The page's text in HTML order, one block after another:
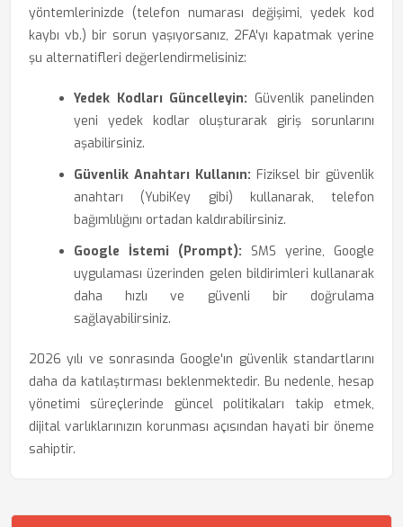
yöntemlerinizde (telefon numarası değişimi, yedek kod
kaybı vb.) bir sorun yaşıyorsanız, 2FA'yı kapatmak yerine
şu alternatifleri değerlendirmelisiniz:
Yedek Kodları Güncelleyin: Güvenlik panelinden
yeni yedek kodlar oluşturarak giriş sorunlarını
aşabilirsiniz.
Güvenlik Anahtarı Kullanın: Fiziksel bir güvenlik
anahtarı (YubiKey gibi) kullanarak, telefon
bağımlılığını ortadan kaldırabilirsiniz.
Google İstemi (Prompt): SMS yerine, Google
uygulaması üzerinden gelen bildirimleri kullanarak
daha hızlı ve güvenli bir doğrulama
sağlayabilirsiniz.
2026 yılı ve sonrasında Google'ın güvenlik standartlarını
daha da katılaştırması beklenmektedir. Bu nedenle, hesap
yönetimi süreçlerinde güncel politikaları takip etmek,
dijital varlıklarınızın korunması açısından hayati bir öneme
sahiptir.